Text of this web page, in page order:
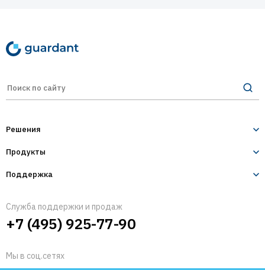
Решения
Лицензирование и защита ПО
IoT и оборудование
Мобильные приложения
Продукты
Guardant Sign
Guardant Armor
Поддержка
Пользователям
Мы в соц.сетях
Служба поддержки и продаж
+7 (495) 925-77-90